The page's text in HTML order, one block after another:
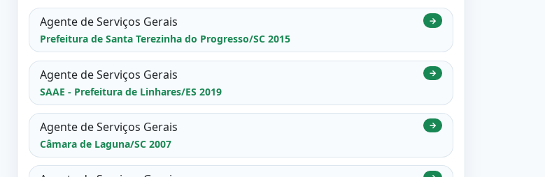
Agente de Serviços Gerais
Prefeitura de Santa Terezinha do Progresso/SC 2015
→
Agente de Serviços Gerais
SAAE - Prefeitura de Linhares/ES 2019
→
Agente de Serviços Gerais
Câmara de Laguna/SC 2007
→